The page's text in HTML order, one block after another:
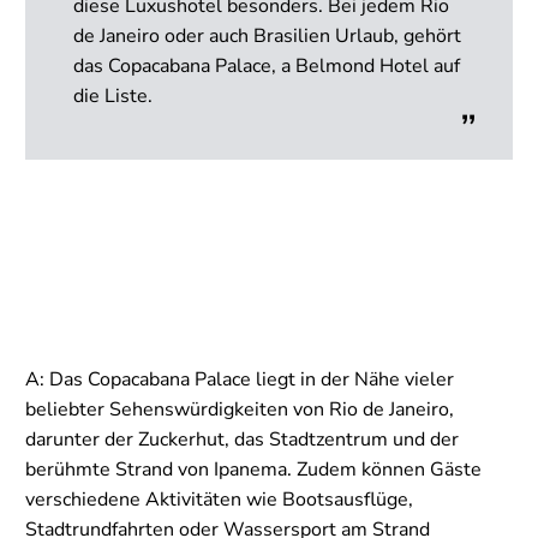
diese Luxushotel besonders. Bei jedem Rio
de Janeiro oder auch Brasilien Urlaub, gehört
das Copacabana Palace, a Belmond Hotel auf
die Liste.
A: Das Copacabana Palace liegt in der Nähe vieler
beliebter Sehenswürdigkeiten von Rio de Janeiro,
darunter der Zuckerhut, das Stadtzentrum und der
berühmte Strand von Ipanema. Zudem können Gäste
verschiedene Aktivitäten wie Bootsausflüge,
Stadtrundfahrten oder Wassersport am Strand